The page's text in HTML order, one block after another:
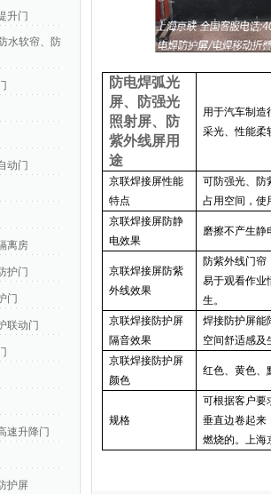
升门
水软帘、防
动门
离房
护门
门
联动门
速升降门
护屏
防电焊弧光
屏、防强光
照射屏、防
紫外线屏用
途
用于汽车制造
采光、性能柔
京联焊接屏性能
特点
可防强光、防
占用空间，使
京联焊接屏防静
电效果
磨擦不产生静
京联焊接屏防紫
外线效果
防紫外线门帘
易于观看作业
生。
京联焊接防护屏
隔音效果
焊接防护屏能
空间舒适感及
京联焊接防护屏
颜色
红色、黄色、
规格
可根据客户要
垂直边卷起来
燃烧的。上海